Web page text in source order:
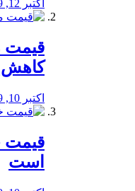
اکتبر 12, 2019
کاهش
اکتبر 10, 2019
قیمت
است